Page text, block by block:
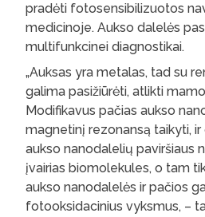
pradėti fotosensibilizuotos
medicinoje. Aukso dalelės
multifunkcinei diagnostikai.
„Auksas yra metalas, tad su
galima pasižiūrėti, atlikti
Modifikavus pačias aukso
magnetinį rezonansą taikyti, ir
aukso nanodalelių paviršiaus
įvairias biomolekules, o tam
aukso nanodalelės ir pačios
fotooksidacinius vyksmus, –